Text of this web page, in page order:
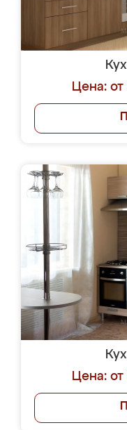
Цена:
Цена: